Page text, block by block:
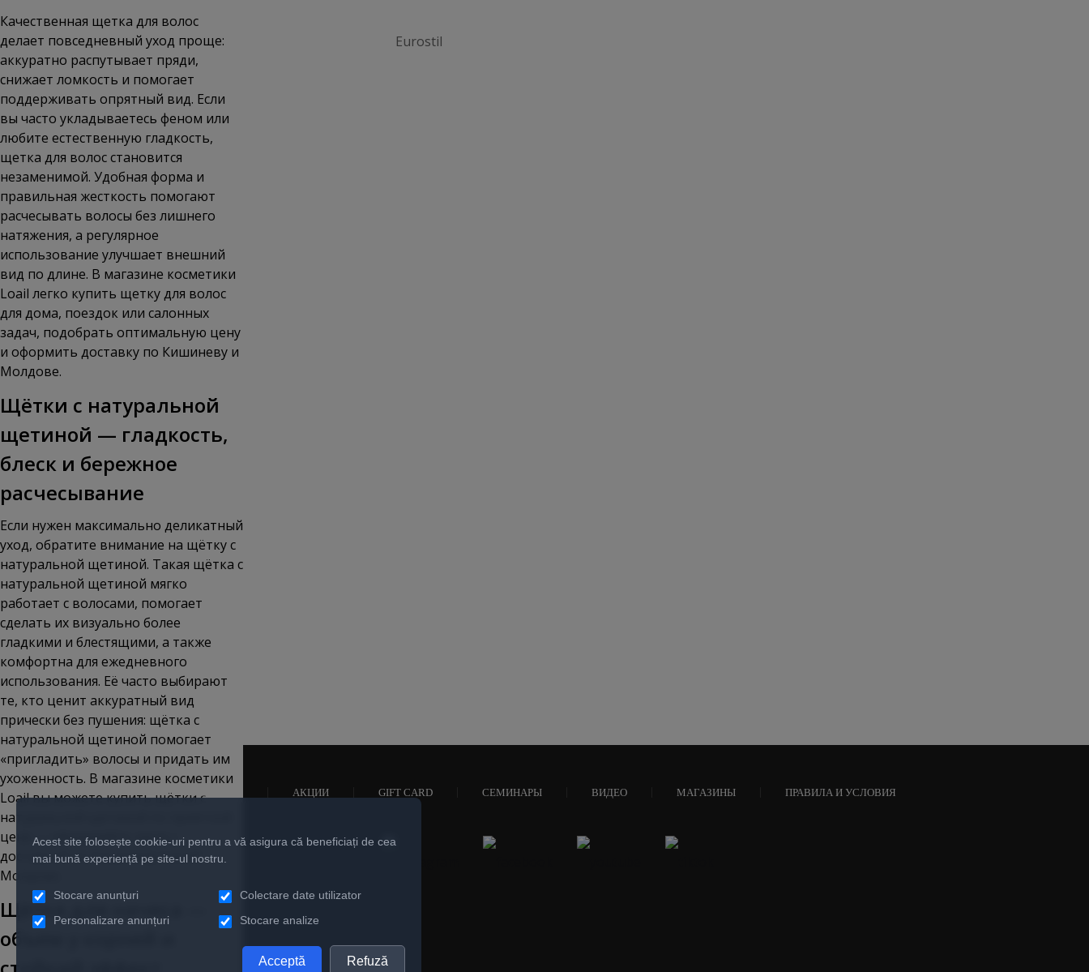
Качественная щетка для волос
делает повседневный уход проще:
аккуратно распутывает пряди,
снижает ломкость и помогает
поддерживать опрятный вид. Если
вы часто укладываетесь феном или
любите естественную гладкость,
щетка для волос становится
незаменимой. Удобная форма и
правильная жесткость помогают
расчесывать волосы без лишнего
натяжения, а регулярное
использование улучшает внешний
вид по длине. В магазине косметики
Loail легко купить щетку для волос
для дома, поездок или салонных
задач, подобрать оптимальную цену
и оформить доставку по Кишиневу и
Молдове.
Щётки с натуральной
щетиной — гладкость,
блеск и бережное
расчесывание
Если нужен максимально деликатный
уход, обратите внимание на щётку с
натуральной щетиной. Такая щётка с
натуральной щетиной мягко
работает с волосами, помогает
сделать их визуально более
гладкими и блестящими, а также
комфортна для ежедневного
использования. Её часто выбирают
те, кто ценит аккуратный вид
прически без пушения: щётка с
натуральной щетиной помогает
«пригладить» волосы и придать им
ухоженность. В магазине косметики
Loail вы можетекупитьщётки с
натуральной щетиной по приятной
цене — оформляйте заказ с
доставкой по Кишиневу и всей
Молдове.
Щётка для начеса —
объем у корней и
Eurostil
НОВОСТИ АКЦИИ GIFT CARD СЕМИНАРЫ ВИДЕО МАГАЗИНЫ ПРАВИЛА И УСЛОВИЯ
Acest site folosește cookie-uri pentru a vă asigura că beneficiați de cea
mai bună experiență pe site-ul nostru.
Stocare anunțuri
Colectare date utilizator
Personalizare anunțuri
Stocare analize
Acceptă Refuză